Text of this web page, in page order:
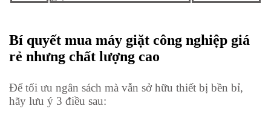
Bí quyết mua máy giặt công nghiệp giá
rẻ nhưng chất lượng cao
Để tối ưu ngân sách mà vẫn sở hữu thiết bị bền bỉ,
hãy lưu ý 3 điều sau: